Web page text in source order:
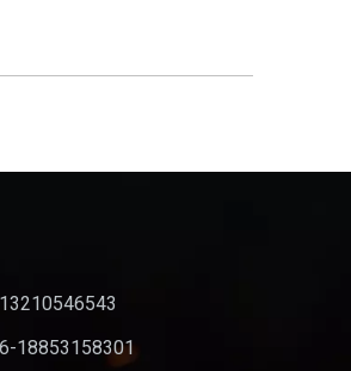
18853158301